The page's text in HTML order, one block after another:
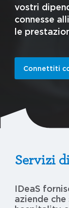
vostri
connesse
le
Connettiti
Servizi
IDeaS
aziende